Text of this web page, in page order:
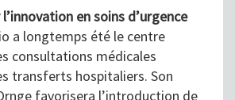
en soins d’urgence
a longtemps été le centre
consultations médicales
transferts hospitaliers. Son
favorisera l’introduction de